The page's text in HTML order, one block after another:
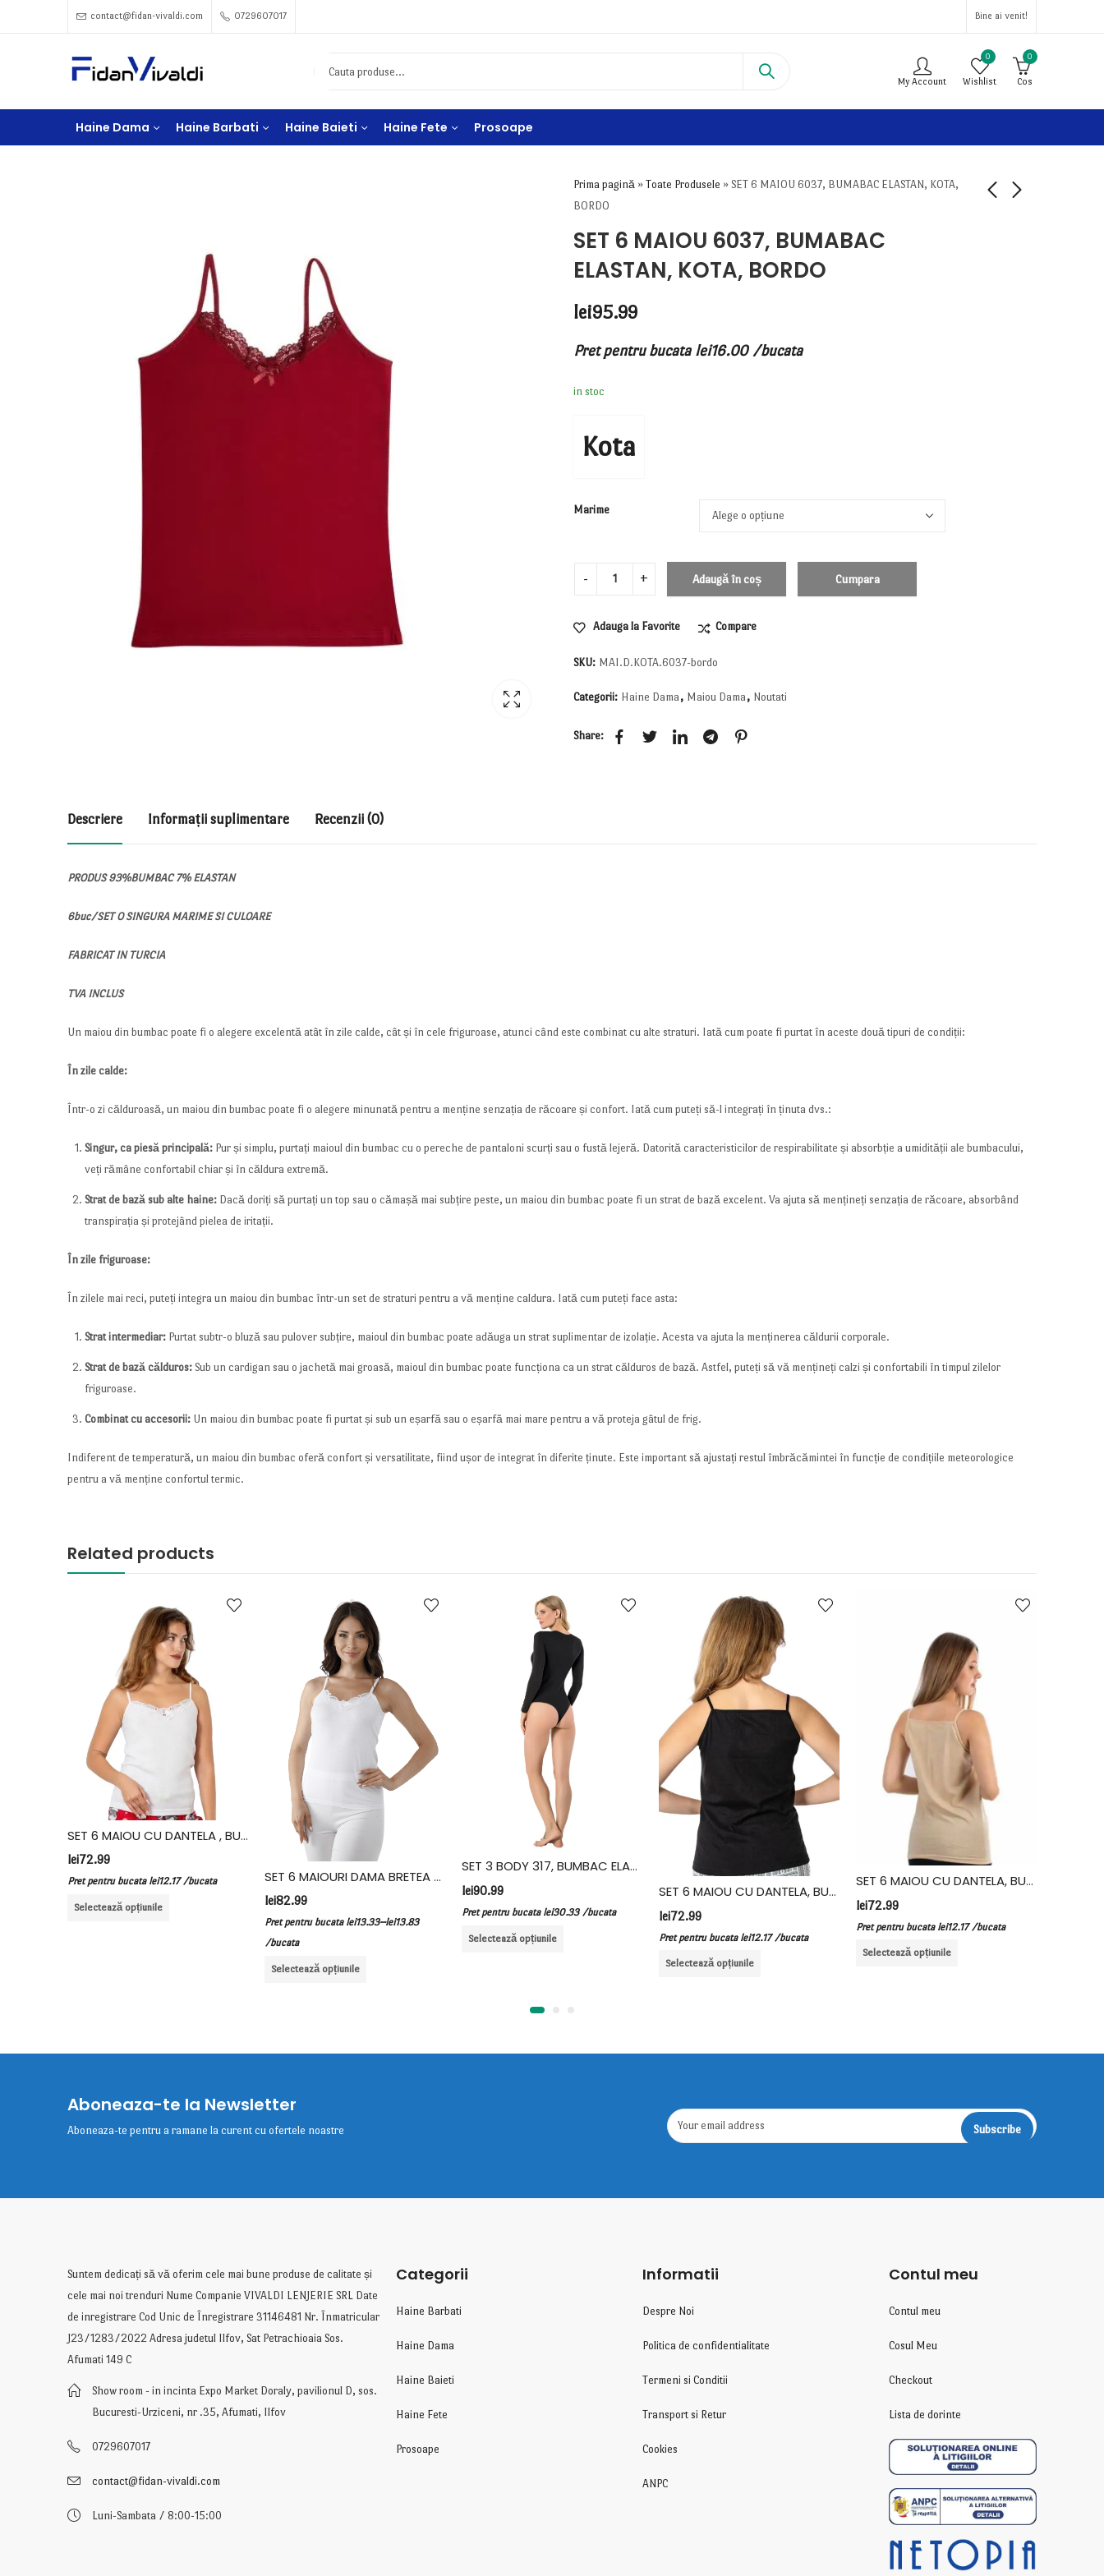
contact@fidan-vivaldi.com 0729607017 Bine ai venit!
My Account
0
Wishlist
0
Cos
Haine Dama Haine Barbati Haine Baieti Haine Fete Prosoape
Prima pagină » Toate Produsele » SET 6 MAIOU 6037, BUMABAC ELASTAN, KOTA,
BORDO
SET 6 MAIOU 6037, BUMABAC
ELASTAN, KOTA, BORDO
lei95.99
Pret pentru bucata lei16.00 /bucata
in stoc
Kota
Marime
Adaugă în coș Cumpara
Adauga la Favorite Compare
SKU: MAI.D.KOTA.6037-bordo
Categorii: Haine Dama , Maiou Dama , Noutati
Share:
Descriere Informații suplimentare Recenzii (0)
PRODUS 93%BUMBAC 7% ELASTAN
6buc/SET O SINGURA MARIME SI CULOARE
FABRICAT IN TURCIA
TVA INCLUS
Un maiou din bumbac poate fi o alegere excelentă atât în zile calde, cât și în cele friguroase, atunci când este combinat cu alte straturi. Iată cum poate fi purtat în aceste două tipuri de condiții:
În zile calde:
Într-o zi călduroasă, un maiou din bumbac poate fi o alegere minunată pentru a menține senzația de răcoare și confort. Iată cum puteți să-l integrați în ținuta dvs.:
Singur, ca piesă principală: Pur și simplu, purtați maioul din bumbac cu o pereche de pantaloni scurți sau o fustă lejeră. Datorită caracteristicilor de respirabilitate și absorbție a umidității ale bumbacului,
veți rămâne confortabil chiar și în căldura extremă.
Strat de bază sub alte haine: Dacă doriți să purtați un top sau o cămașă mai subțire peste, un maiou din bumbac poate fi un strat de bază excelent. Va ajuta să mențineți senzația de răcoare, absorbând
transpirația și protejând pielea de iritații.
În zile friguroase:
În zilele mai reci, puteți integra un maiou din bumbac într-un set de straturi pentru a vă menține caldura. Iată cum puteți face asta:
Strat intermediar: Purtat subtr-o bluză sau pulover subțire, maioul din bumbac poate adăuga un strat suplimentar de izolație. Acesta va ajuta la menținerea căldurii corporale.
Strat de bază călduros: Sub un cardigan sau o jachetă mai groasă, maioul din bumbac poate funcționa ca un strat călduros de bază. Astfel, puteți să vă mențineți calzi și confortabili în timpul zilelor
friguroase.
Combinat cu accesorii: Un maiou din bumbac poate fi purtat și sub un eșarfă sau o eșarfă mai mare pentru a vă proteja gâtul de frig.
Indiferent de temperatură, un maiou din bumbac oferă confort și versatilitate, fiind ușor de integrat în diferite ținute. Este important să ajustați restul îmbrăcămintei în funcție de condițiile meteorologice
pentru a vă menține confortul termic.
Related products
SET 6 MAIOU CU DANTELA , BUMBAC, FIDAN, ALB
lei72.99
Pret pentru bucata lei12.17 /bucata
Selectează opțiunile
SET 6 MAIOURI DAMA BRETEA SUBTIRE, BUMBAC, FIDAN, ALB
lei82.99
Pret pentru bucata lei13.33–lei13.83
/bucata
Selectează opțiunile
SET 3 BODY 317, BUMBAC ELASTAN, VIVALDI, NEGRU
lei90.99
Pret pentru bucata lei30.33 /bucata
Selectează opțiunile
SET 6 MAIOU CU DANTELA, BUMBAC, FIDAN, NEGRU
lei72.99
Pret pentru bucata lei12.17 /bucata
Selectează opțiunile
SET 6 MAIOU CU DANTELA, BUMBAC, FIDAN, CREM
lei72.99
Pret pentru bucata lei12.17 /bucata
Selectează opțiunile
Aboneaza-te la Newsletter
Aboneaza-te pentru a ramane la curent cu ofertele noastre
Suntem dedicați să vă oferim cele mai bune produse de calitate și
cele mai noi trenduri Nume Companie VIVALDI LENJERIE SRL Date
de inregistrare Cod Unic de Înregistrare 31146481 Nr. Înmatricular
J23/1283/2022 Adresa judetul Ilfov, Sat Petrachioaia Sos.
Afumati 149 C
Show room - in incinta Expo Market Doraly, pavilionul D, sos.
Bucuresti-Urziceni, nr .35, Afumati, Ilfov
0729607017
contact@fidan-vivaldi.com
Luni-Sambata / 8:00-15:00
Categorii
Haine Barbati
Haine Dama
Haine Baieti
Haine Fete
Prosoape
Informatii
Despre Noi
Politica de confidentialitate
Termeni si Conditii
Transport si Retur
Cookies
ANPC
Contul meu
Contul meu
Cosul Meu
Checkout
Lista de dorinte